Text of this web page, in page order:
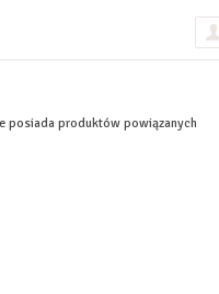
posiada produktów powiązanych